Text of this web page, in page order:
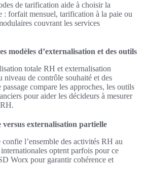
de tarification aide à choisir la
: forfait mensuel, tarification à la paie ou
couvrant les services
modèles d’externalisation et des outils
totale RH et externalisation
niveau de contrôle souhaité et des
passage compare les approches, les outils
pour aider les décideurs à mesurer
externalisation partielle
l’ensemble des activités RH au
optent parfois pour ce
Worx pour garantir cohérence et